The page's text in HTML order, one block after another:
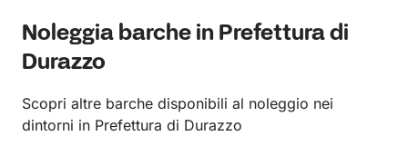
Noleggia barche in Prefettura di
Durazzo
Scopri altre barche disponibili al noleggio nei
dintorni in Prefettura di Durazzo